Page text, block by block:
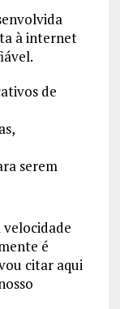
à internet
de
serem
é
citar aqui